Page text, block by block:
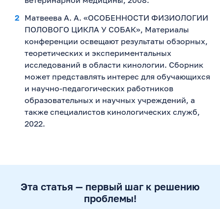
Матвеева А. А. «ОСОБЕННОСТИ ФИЗИОЛОГИИ
ПОЛОВОГО ЦИКЛА У СОБАК», Материалы
конференции освещают результаты обзорных,
теоретических и экспериментальных
исследований в области кинологии. Сборник
может представлять интерес для обучающихся
и научно-педагогических работников
образовательных и научных учреждений, а
также специалистов кинологических служб,
2022.
Эта статья — первый шаг к решению
проблемы!